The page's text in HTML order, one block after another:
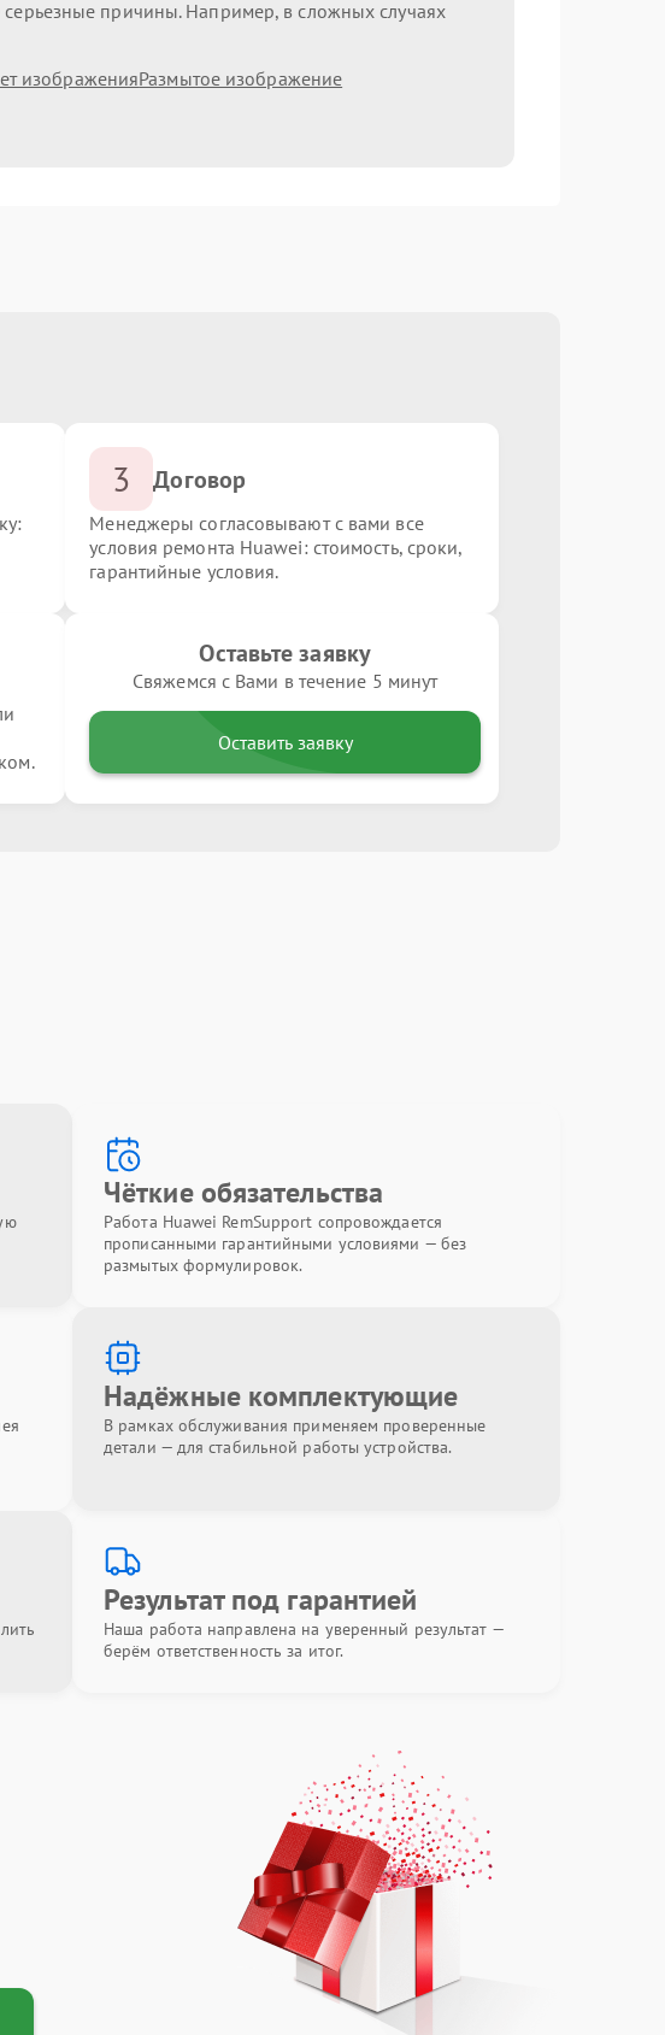
причины. Например, в сложных случаях
изображенияРазмытое изображение
3 Договор
Менеджеры согласовывают с вами все
условия ремонта Huawei: стоимость, сроки,
гарантийные условия.
Оставьте заявку
Свяжемся с Вами в течение 5 минут
Оставить заявку
Чёткие обязательства
Работа Huawei RemSupport сопровождается
прописанными гарантийными условиями — без
размытых формулировок.
Надёжные комплектующие
В рамках обслуживания применяем проверенные
детали — для стабильной работы устройства.
Результат под гарантией
Наша работа направлена на уверенный результат —
берём ответственность за итог.